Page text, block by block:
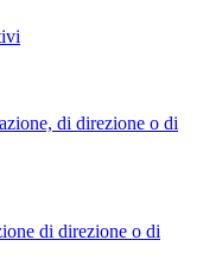
di direzione o di
di direzione o di